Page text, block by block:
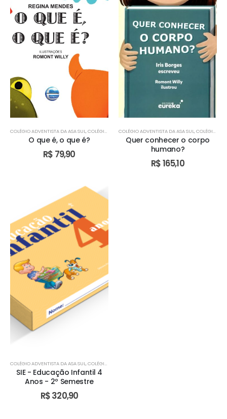
COLÉGIO ADVENTISTA DA ASA SUL,COLÉGIO ADVENTISTA DE ÁGUAS CLARAS ,COLÉGIO
O que é, o que é?
R$ 79,90
COLÉGIO ADVENTISTA DA ASA SUL,COLÉGIO ADVENTISTA DE ÁGUAS CLARAS
Quer conhecer o corpo
humano?
R$165,10
COLÉGIO ADVENTISTA DA ASA SUL,COLÉGIO ADVENTISTA DE ÁGUAS CLARAS
SIE - Educação Infantil 4
Anos - 2º Semestre
R$320,90